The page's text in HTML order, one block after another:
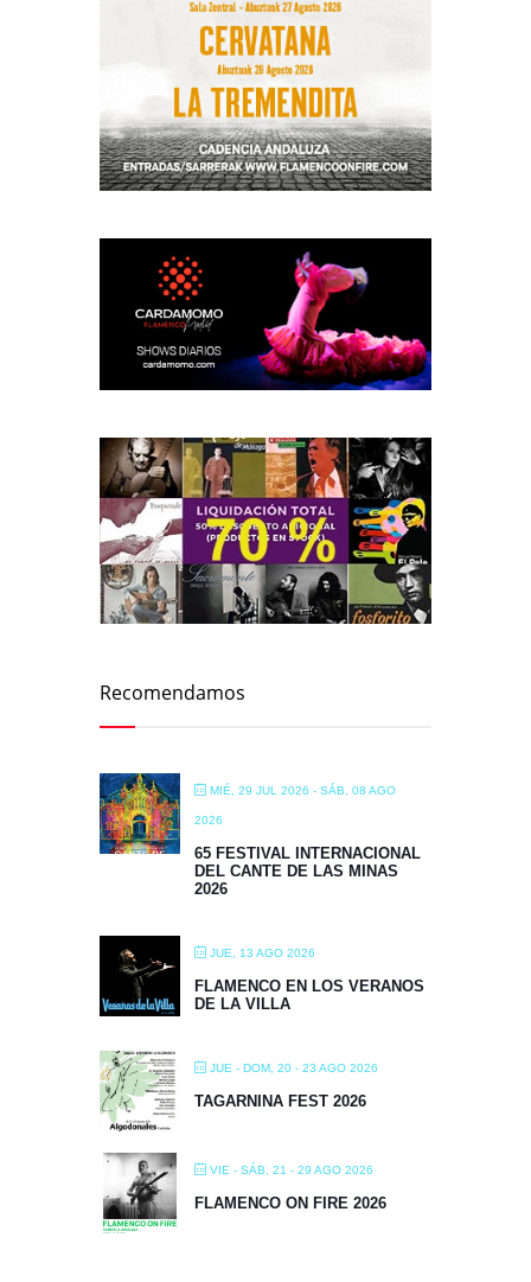
Recomendamos
MIÉ, 29 JUL 2026 - SÁB, 08 AGO
2026
65 FESTIVAL INTERNACIONAL
DEL CANTE DE LAS MINAS
2026
JUE, 13 AGO 2026
FLAMENCO EN LOS VERANOS
DE LA VILLA
JUE - DOM, 20 - 23 AGO 2026
TAGARNINA FEST 2026
VIE - SÁB, 21 - 29 AGO 2026
FLAMENCO ON FIRE 2026